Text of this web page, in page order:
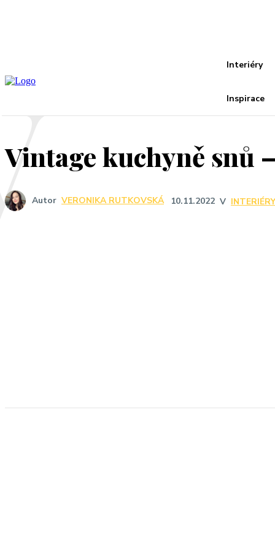
Interiéry
Inspirace
Vintage kuchyně snů
Autor VERONIKA RUTKOVSKÁ 10.11.2022 V INTERIÉRY